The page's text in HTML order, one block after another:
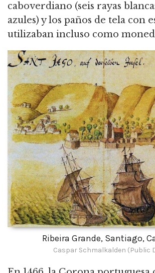
caboverdiano (seis rayas
azules) y los paños de tela con
utilizaban incluso como
Ribeira Grande, Santiago,
Caspar Schmalkalden (Public